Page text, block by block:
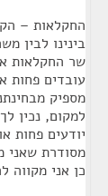
החקלאות –
בינינו לבין
עובדים פחות
מספיק
למקום, נכין
יודעים פחות
מסודרת שאני
כן אני מקווה